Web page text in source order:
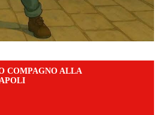
COMPAGNO ALLA